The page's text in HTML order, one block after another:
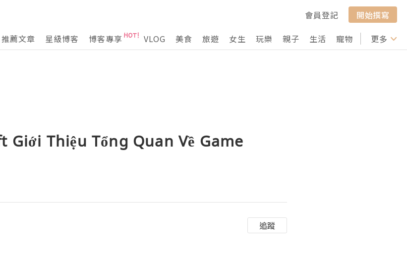
會員登記
開始撰寫
推薦文章 星級博客 博客專享 VLOG 美食 旅遊 女生 玩樂 親子 生活 寵物 行山 打卡
更多
Giới Thiệu Tổng Quan Về Game
追蹤